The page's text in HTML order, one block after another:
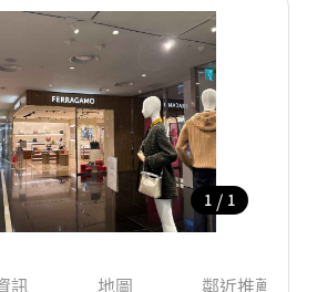
1 / 1
訊 地圖 鄰近推薦景點